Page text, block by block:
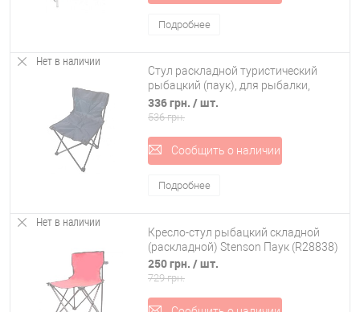
Подробнее
Нет в наличии
Стул раскладной туристический
рыбацкий (паук), для рыбалки,
пикника со спинкой 45*45*70см
Stenson (MH-3069L)
336 грн. / шт.
536 грн.
Сообщить о наличии
Подробнее
Нет в наличии
Кресло-стул рыбацкий складной
(раскладной) Stenson Паук (R28838)
250 грн. / шт.
729 грн.